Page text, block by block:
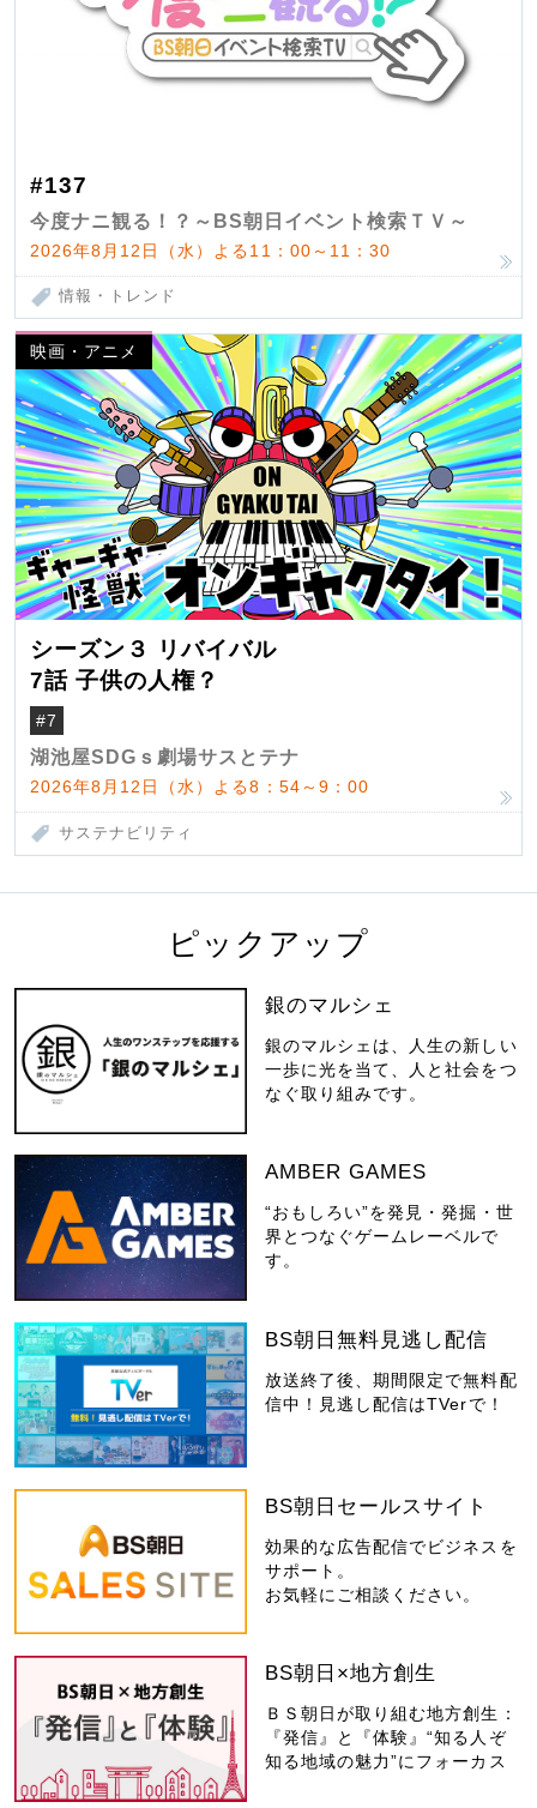
#137
今度ナニ観る！？～BS朝日イベント検索ＴＶ～
2026年8月12日（水）よる11：00～11：30
情報・トレンド
映画・アニメ
シーズン３ リバイバル
7話 子供の人権？
#7
湖池屋SDGｓ劇場サスとテナ
2026年8月12日（水）よる8：54～9：00
サステナビリティ
ピックアップ
銀のマルシェ
銀のマルシェは、人生の新しい
一歩に光を当て、人と社会をつ
なぐ取り組みです。
AMBER GAMES
“おもしろい”を発見・発掘・世
界とつなぐゲームレーベルで
す。
BS朝日無料見逃し配信
放送終了後、期間限定で無料配
信中！見逃し配信はTVerで！
BS朝日セールスサイト
効果的な広告配信でビジネスを
サポート。
お気軽にご相談ください。
BS朝日×地方創生
ＢＳ朝日が取り組む地方創生：
『発信』と『体験』“知る人ぞ
知る地域の魅力”にフォーカス